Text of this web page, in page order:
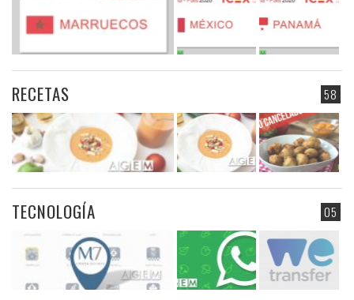
58
RECETAS
05
TECNOLOGÍA